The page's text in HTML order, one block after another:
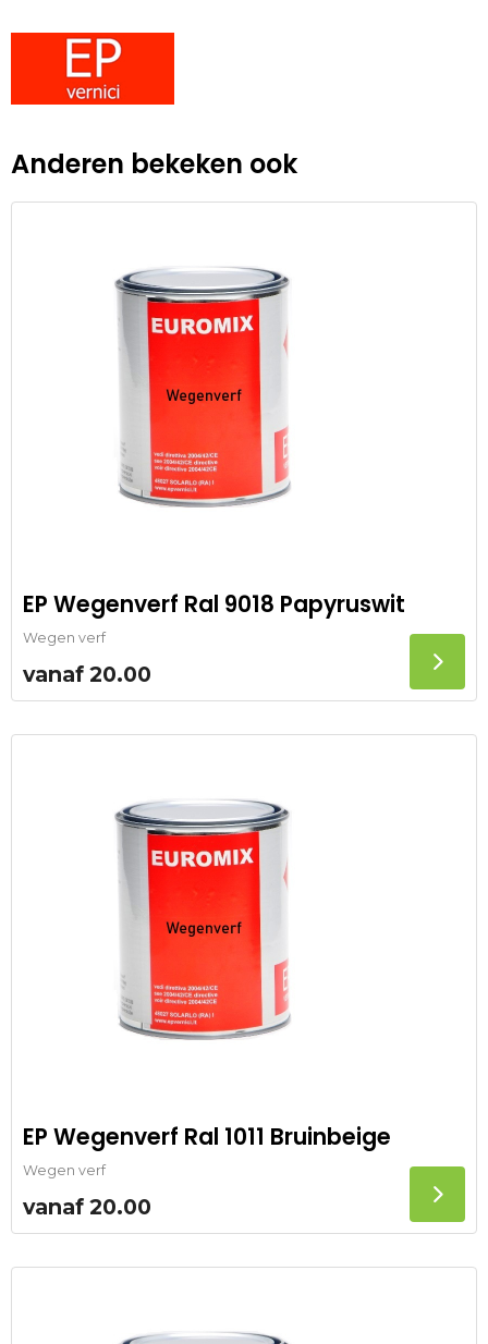
Anderen bekeken ook
EP Wegenverf Ral 9018 Papyruswit
Wegen verf
vanaf 20.00
EP Wegenverf Ral 1011 Bruinbeige
Wegen verf
vanaf 20.00